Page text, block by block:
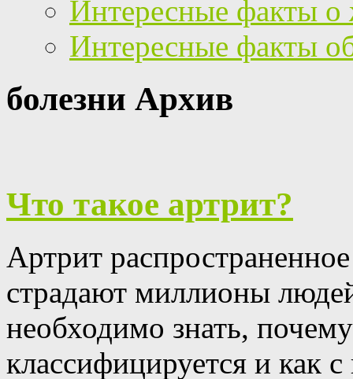
Интересные факты
Интересные факты
болезни Архив
Что такое артрит?
Артрит
страдают миллионы
необходимо знать,
классифицируется и как